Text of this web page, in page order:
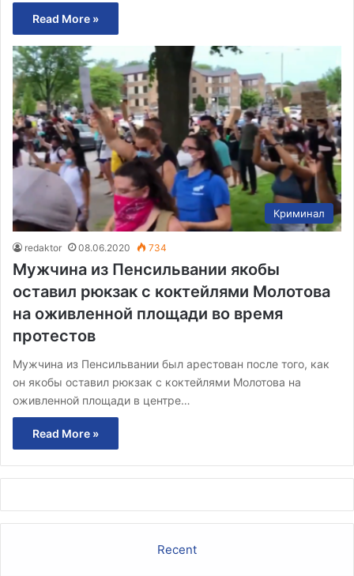
Read More »
Криминал
redaktor 08.06.2020 734
Мужчина из Пенсильвании якобы
оставил рюкзак с коктейлями Молотова
на оживленной площади во время
протестов
Мужчина из Пенсильвании был арестован после того, как
он якобы оставил рюкзак с коктейлями Молотова на
оживленной площади в центре…
Read More »
Recent